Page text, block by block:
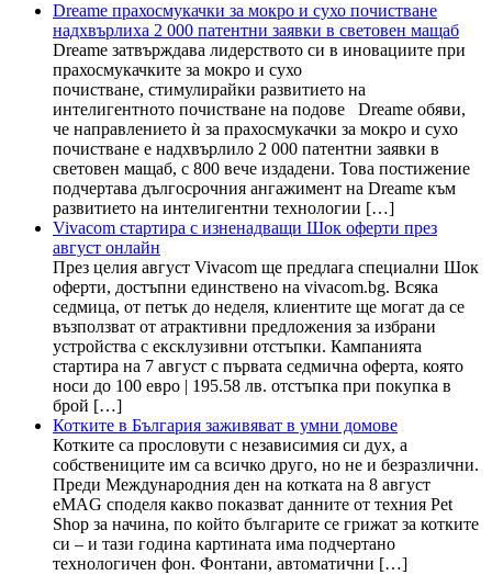
Dreame прахосмукачки за мокро и сухо почистване
надхвърлиха 2 000 патентни заявки в световен мащаб
Dreame затвърждава лидерството си в иновациите при
прахосмукачките за мокро и сухо
почистване, стимулирайки развитието на
интелигентното почистване на подове Dreame обяви,
че направлението ѝ за прахосмукачки за мокро и сухо
почистване е надхвърлило 2 000 патентни заявки в
световен мащаб, с 800 вече издадени. Това постижение
подчертава дългосрочния ангажимент на Dreame към
развитието на интелигентни технологии […]
Vivacom стартира с изненадващи Шок оферти през
август онлайн
През целия август Vivacom ще предлага специални Шок
оферти, достъпни единствено на vivacom.bg. Всяка
седмица, от петък до неделя, клиентите ще могат да се
възползват от атрактивни предложения за избрани
устройства с ексклузивни отстъпки. Кампанията
стартира на 7 август с първата седмична оферта, която
носи до 100 евро | 195.58 лв. отстъпка при покупка в
брой […]
Котките в България заживяват в умни домове
Котките са прословути с независимия си дух, а
собствениците им са всичко друго, но не и безразлични.
Преди Международния ден на котката на 8 август
eMAG споделя какво показват данните от техния Pet
Shop за начина, по който българите се грижат за котките
си – и тази година картината има подчертано
технологичен фон. Фонтани, автоматични […]